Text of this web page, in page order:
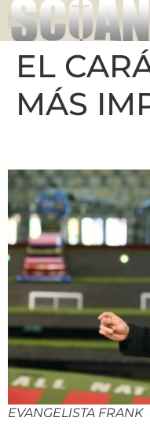
EL
MÁS
EVANGELISTA FRANK